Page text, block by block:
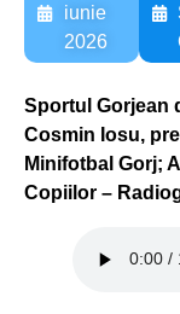
iunie
2026
Sportul Gorjean
Cosmin Iosu,
Minifotbal Gorj;
Copiilor –